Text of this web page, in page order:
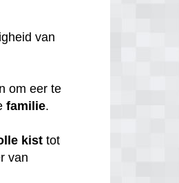
van
om eer te
familie.
kist tot
van